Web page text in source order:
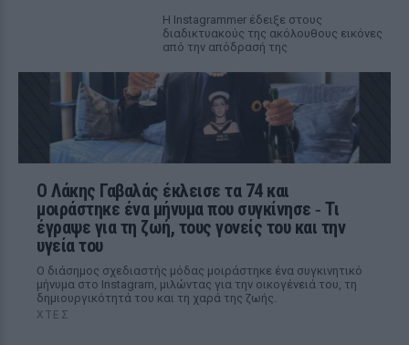
Η Instagrammer έδειξε στους
διαδικτυακούς της ακόλουθους εικόνες
από την απόδρασή της
Ο Λάκης Γαβαλάς έκλεισε τα 74 και
μοιράστηκε ένα μήνυμα που συγκίνησε ‑ Τι
έγραψε για τη ζωή, τους γονείς του και την
υγεία του
Ο διάσημος σχεδιαστής μόδας μοιράστηκε ένα συγκινητικό
μήνυμα στο Instagram, μιλώντας για την οικογένειά του, τη
δημιουργικότητά του και τη χαρά της ζωής.
ΧΤΕΣ